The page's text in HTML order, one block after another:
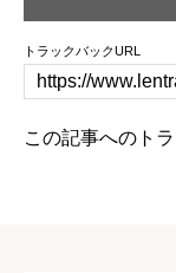
トラックバックURL
この記事へのト